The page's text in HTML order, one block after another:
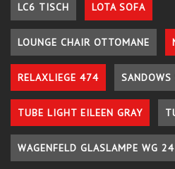
LC6 TISCH LOTA SOFA
LOUNGE CHAIR OTTOMANE
RELAXLIEGE 474
TUBE LIGHT EILEEN GRAY
WAGENFELD GLASLAMPE WG